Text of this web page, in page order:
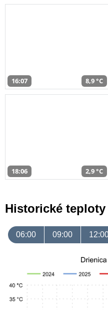
16:07 8,9 °C
18:06 2,9 °C
Historické teploty
06:00 09:00